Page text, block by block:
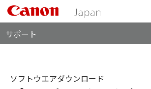
サポート
ソフトウエアダウンロード